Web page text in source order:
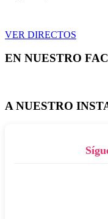
VER DIRECTOS
EN NUESTRO
A NUESTRO